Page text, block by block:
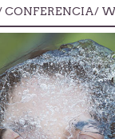
CONFERENCIA/